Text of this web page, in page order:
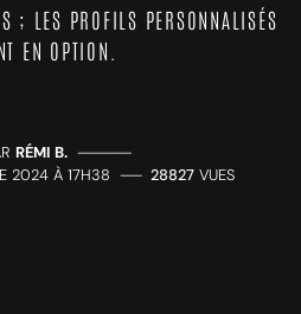
; LES PROFILS PERSONNALISÉS
EN OPTION.
RÉMI B. —————
2024 À 17H38 —— 28827 VUES